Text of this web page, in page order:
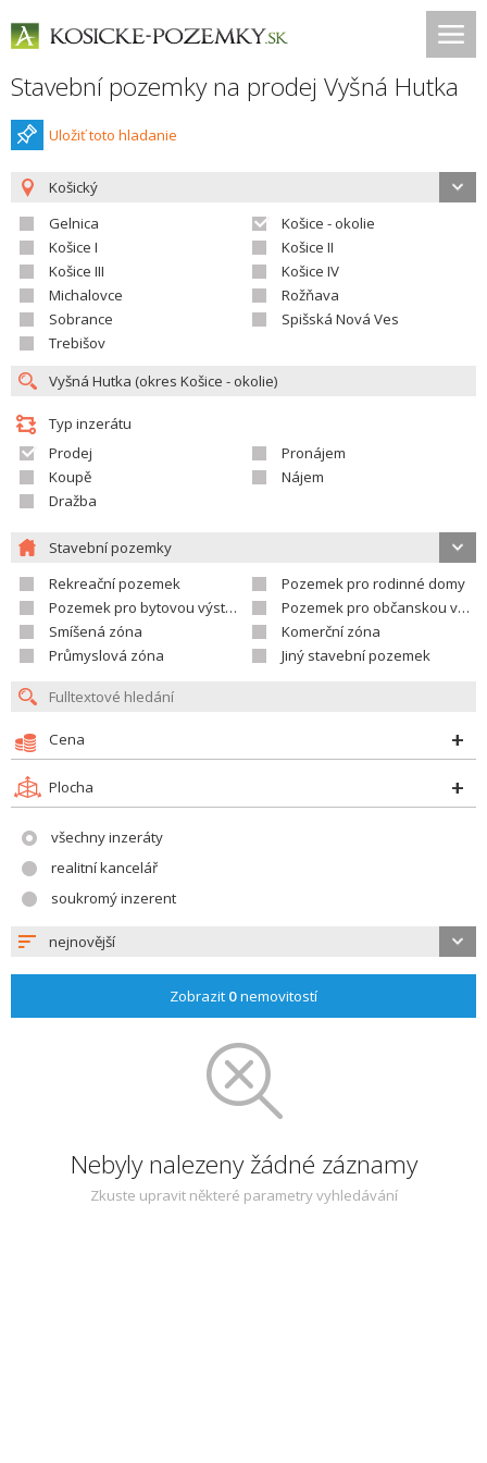
Stavební pozemky na prodej Vyšná Hutka
Uložiť toto hladanie
Košický
Gelnica
Košice - okolie
Košice I
Košice II
Košice III
Košice IV
Michalovce
Rožňava
Sobrance
Spišská Nová Ves
Trebišov
Typ inzerátu
Prodej
Pronájem
Koupě
Nájem
Dražba
Stavební pozemky
Rekreační pozemek
Pozemek pro rodinné domy
Pozemek pro bytovou výstavbu
Pozemek pro občanskou vybavenost
Smíšená zóna
Komerční zóna
Průmyslová zóna
Jiný stavební pozemek
Cena
Plocha
všechny inzeráty
realitní kancelář
soukromý inzerent
nejnovější
Zobrazit 0nemovitostí
Nebyly nalezeny žádné záznamy
Zkuste upravit některé parametry vyhledávání